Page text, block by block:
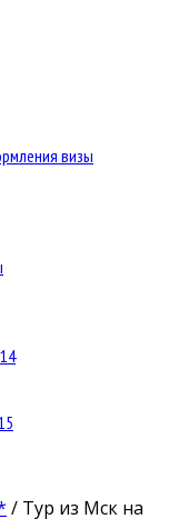
визы
/ Тур из Мск на